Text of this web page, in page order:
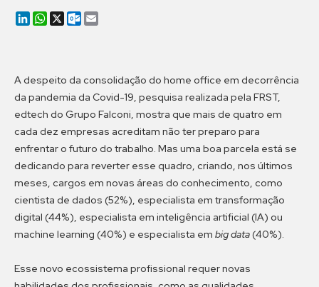
LinkedIn
WhatsApp
X Outlook.com
A despeito da consolidação do home office em decorrência
da pandemia da Covid-19, pesquisa realizada pela FRST,
edtech do Grupo Falconi, mostra que mais de quatro em
cada dez empresas acreditam não ter preparo para
enfrentar o futuro do trabalho. Mas uma boa parcela está se
dedicando para reverter esse quadro, criando, nos últimos
meses, cargos em novas áreas do conhecimento, como
cientista de dados (52%), especialista em transformação
digital (44%), especialista em inteligência artificial (IA) ou
machine learning (40%) e especialista em big data(40%).
Esse novo ecossistema profissional requer novas